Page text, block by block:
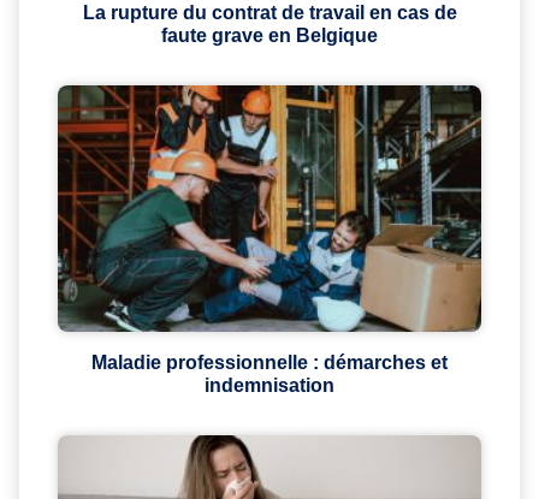
La rupture du contrat de travail en cas de
faute grave en Belgique
Maladie professionnelle : démarches et
indemnisation